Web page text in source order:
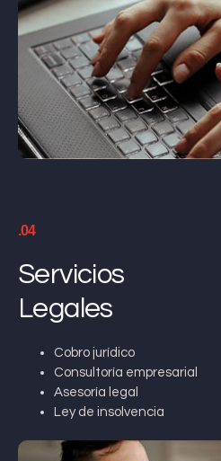
.04
Servicios
Legales
Cobro jurídico
Consultoría empresarial
Asesoría legal
Ley de insolvencia